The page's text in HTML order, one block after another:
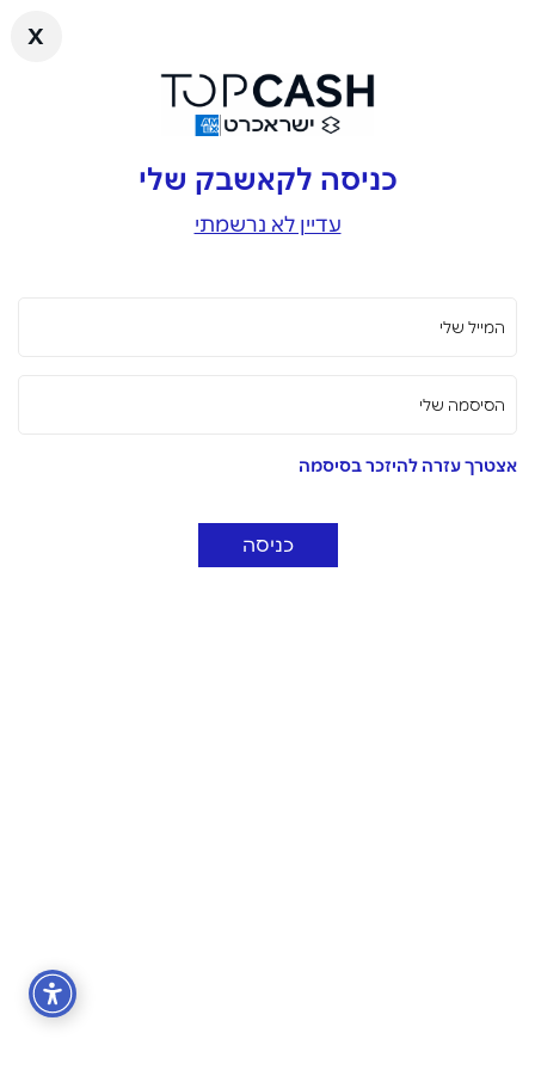
x
כניסה לקאשבק שלי
עדיין לא נרשמתי
המייל שלי
הסיסמה שלי
אצטרך עזרה להיזכר בסיסמה
כניסה